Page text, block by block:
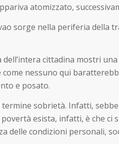
atomizzato,
sorge nella periferia della
cittadina mostri
nessuno qui
e posato.
sobrietà. Infatti,
esista, infatti, è che
delle condizioni personali,